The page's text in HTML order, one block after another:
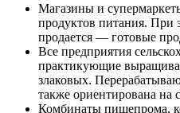
Магазины и
продуктов питания. При
продается — готовые
Все предприятия
практикующие
злаковых.
также ориентирована на
Комбинаты пищепрома,